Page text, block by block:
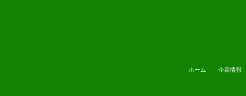
ホーム 企業情報